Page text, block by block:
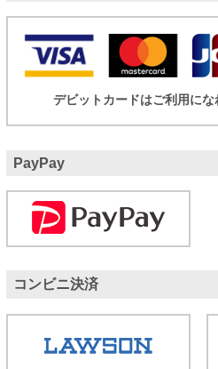
デビットカードはご利用にな
PayPay
コンビニ決済